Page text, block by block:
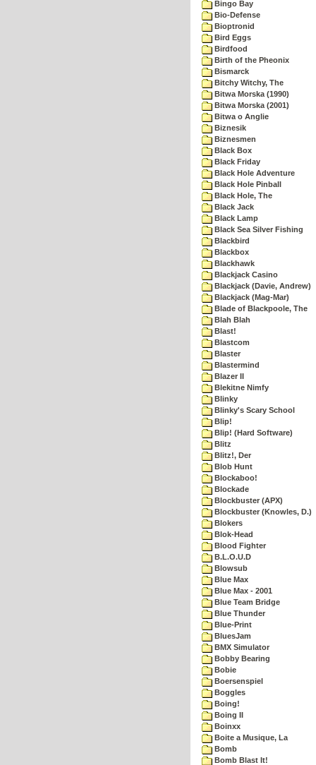
Bingo Bay
Bio-Defense
Bioptronid
Bird Eggs
Birdfood
Birth of the Pheonix
Bismarck
Bitchy Witchy, The
Bitwa Morska (1990)
Bitwa Morska (2001)
Bitwa o Anglie
Biznesik
Biznesmen
Black Box
Black Friday
Black Hole Adventure
Black Hole Pinball
Black Hole, The
Black Jack
Black Lamp
Black Sea Silver Fishing
Blackbird
Blackbox
Blackhawk
Blackjack Casino
Blackjack (Davie, Andrew)
Blackjack (Mag-Mar)
Blade of Blackpoole, The
Blah Blah
Blast!
Blastcom
Blaster
Blastermind
Blazer II
Blekitne Nimfy
Blinky
Blinky's Scary School
Blip!
Blip! (Hard Software)
Blitz
Blitz!, Der
Blob Hunt
Blockaboo!
Blockade
Blockbuster (APX)
Blockbuster (Knowles, D.)
Blokers
Blok-Head
Blood Fighter
B.L.O.U.D
Blowsub
Blue Max
Blue Max - 2001
Blue Team Bridge
Blue Thunder
Blue-Print
BluesJam
BMX Simulator
Bobby Bearing
Bobie
Boersenspiel
Boggles
Boing!
Boing II
Boinxx
Boite a Musique, La
Bomb
Bomb Blast It!